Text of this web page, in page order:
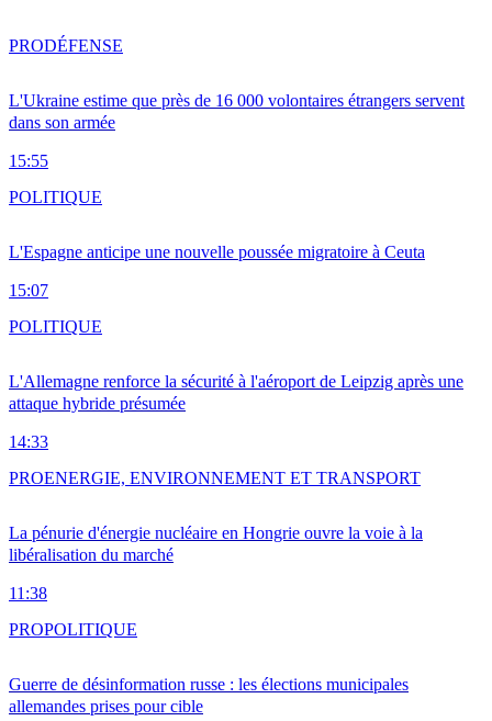
L'Ukraine estime que près de 16 000 volontaires étrangers servent
dans son armée
15:55
PRODÉFENSE
L'Espagne anticipe une nouvelle poussée migratoire à Ceuta
15:07
POLITIQUE
L'Allemagne renforce la sécurité à l'aéroport de Leipzig après une
attaque hybride présumée
14:33
POLITIQUE
La pénurie d'énergie nucléaire en Hongrie ouvre la voie à la
libéralisation du marché
11:38
PROENERGIE, ENVIRONNEMENT ET TRANSPORT
Guerre de désinformation russe : les élections municipales
allemandes prises pour cible
PROPOLITIQUE